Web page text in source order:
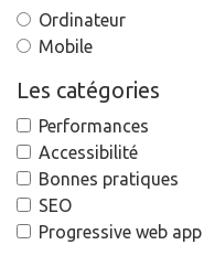
Ordinateur
Mobile
Les catégories
Performances
Accessibilité
Bonnes pratiques
SEO
Progressive web app